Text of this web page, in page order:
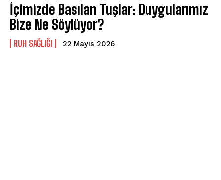
İçimizde Basılan Tuşlar: Duygularımız
Bize Ne Söylüyor?
⁠RUH SAĞLIĞI 22 Mayıs 2026